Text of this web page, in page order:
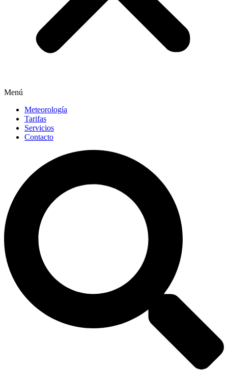
Menú
Meteorología
Tarifas
Servicios
Contacto